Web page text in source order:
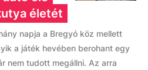
életét
napja a Bregyó köz mellett
a játék hevében berohant egy
nem tudott megállni. Az arra